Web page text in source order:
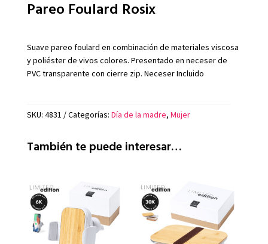
Pareo Foulard Rosix
Suave pareo foulard en combinación de materiales viscosa
y poliéster de vivos colores. Presentado en neceser de
PVC transparente con cierre zip. Neceser Incluido
SKU: 4831 Categorías: Día de la madre, Mujer
También te puede interesar…